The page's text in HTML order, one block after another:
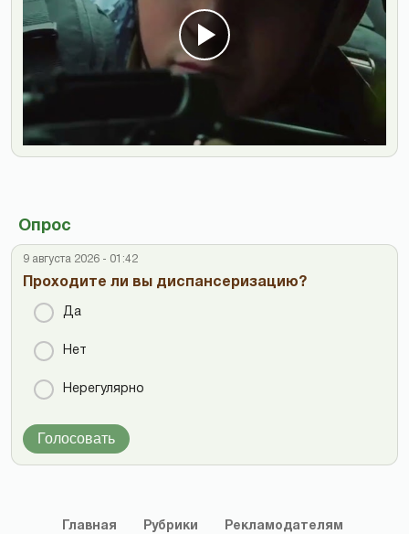
Опрос
9 августа 2026 - 01:42
Проходите ли вы диспансеризацию?
Да
Нет
Нерегулярно
Голосовать
Главная Рубрики Рекламодателям